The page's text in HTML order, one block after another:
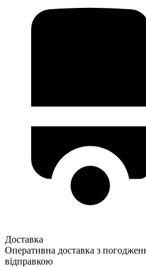
Доставка
Оперативна доставка з
відправкою